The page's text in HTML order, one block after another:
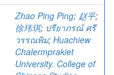
Zhao Ping Ping; 赵平;
徐玮琪; ปรียาภรณ์ ศรี
วรรณพิม; Huachiew
Chalermprakiet
University. College of